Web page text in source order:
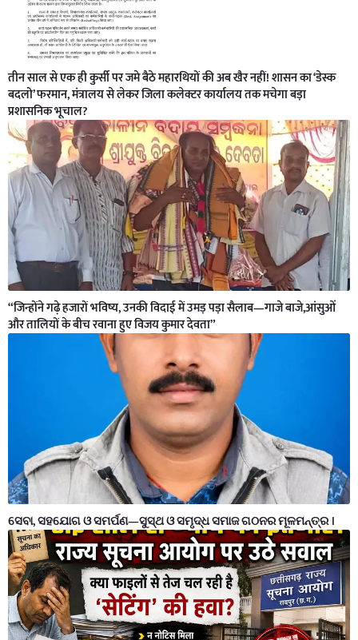
तीन साल से एक ही कुर्सी पर जमे बैठे महारथियों की अब खैर नहीं! शासन का ‘डेस्क
बदलो’ फरमान, मंत्रालय से लेकर जिला कलेक्टर कार्यालय तक मचेगा बड़ा
प्रशासनिक भूचाल?
“जिन्होंने गढ़े हजारों भविष्य, उनकी विदाई में उमड़ पड़ा सैलाब—गाजे बाजे,आंसुओं
और तालियों के बीच रवाना हुए विजय कुमार देवता”
ସେବା, ସହଯୋଗ ଓ ସମର୍ପଣ—ସୁସ୍ଥ ଓ ସମୃଦ୍ଧ ସମାଜ ଗଠନର ମୂଳମନ୍ତ୍ର ।